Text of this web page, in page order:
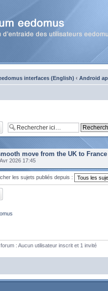
interfaces (English) ‹ Android
move from the UK to France
2026 17:45
les sujets publiés depuis :
: Aucun utilisateur inscrit et 1 invité